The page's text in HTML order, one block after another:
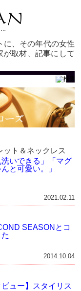
に、その年代の女性
取材、記事にして
いできる」「マグ
と可愛い。」
2021.02.11
SEASONとコ
2014.10.04
ュー】スタイリス